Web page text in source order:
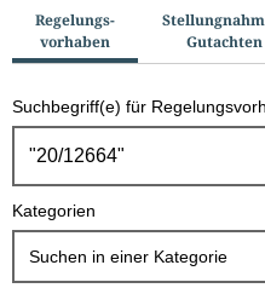
u
c
h
o
Regelungs­
vorhaben
Gutachten
Suchbegriff(e) für
Kategorien
Suchen in einer Kategorie